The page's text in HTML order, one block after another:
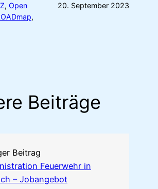
, Open
20. September 2023
Beiträge
Beitrag
Feuerwehr in
– Jobangebot